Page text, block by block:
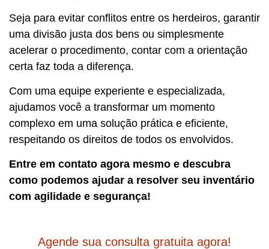
Seja para evitar conflitos entre os herdeiros, garantir
uma divisão justa dos bens ou simplesmente
acelerar o procedimento, contar com a orientação
certa faz toda a diferença.
Com uma equipe experiente e especializada,
ajudamos você a transformar um momento
complexo em uma solução prática e eficiente,
respeitando os direitos de todos os envolvidos.
Entre em contato agora mesmo e descubra
como podemos ajudar a resolver seu inventário
com agilidade e segurança!
Agende sua consulta gratuita agora!